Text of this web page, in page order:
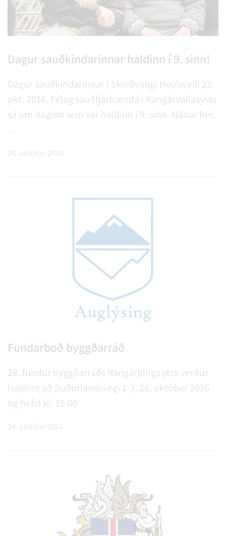
Dagur sauðkindarinnar haldinn í 9. sinn!
Dagur sauðkindarinnar í Skeiðvangi Hvolsvelli 22.
okt. 2016. Félag sauðfjárbænda í Rangárvallasýslu
sá um daginn sem var haldinn í 9. sinn. Nánar hér.
. .
26. október 2016
Fundarboð byggðarráð
28. fundur byggðarráðs Rangárþings ytra verður
haldinn að Suðurlandsvegi 1-3, 26. október 2016
og hefst kl. 15:00
24. október 2016